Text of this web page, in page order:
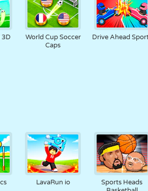
3D
World Cup Soccer
Caps
Drive Ahead
LavaRun io
Sports Heads